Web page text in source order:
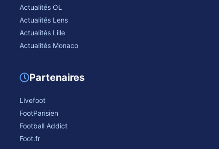
Actualités OL
Actualités Lens
Actualités Lille
Actualités Monaco
Partenaires
Livefoot
FootParisien
Football Addict
Foot.fr